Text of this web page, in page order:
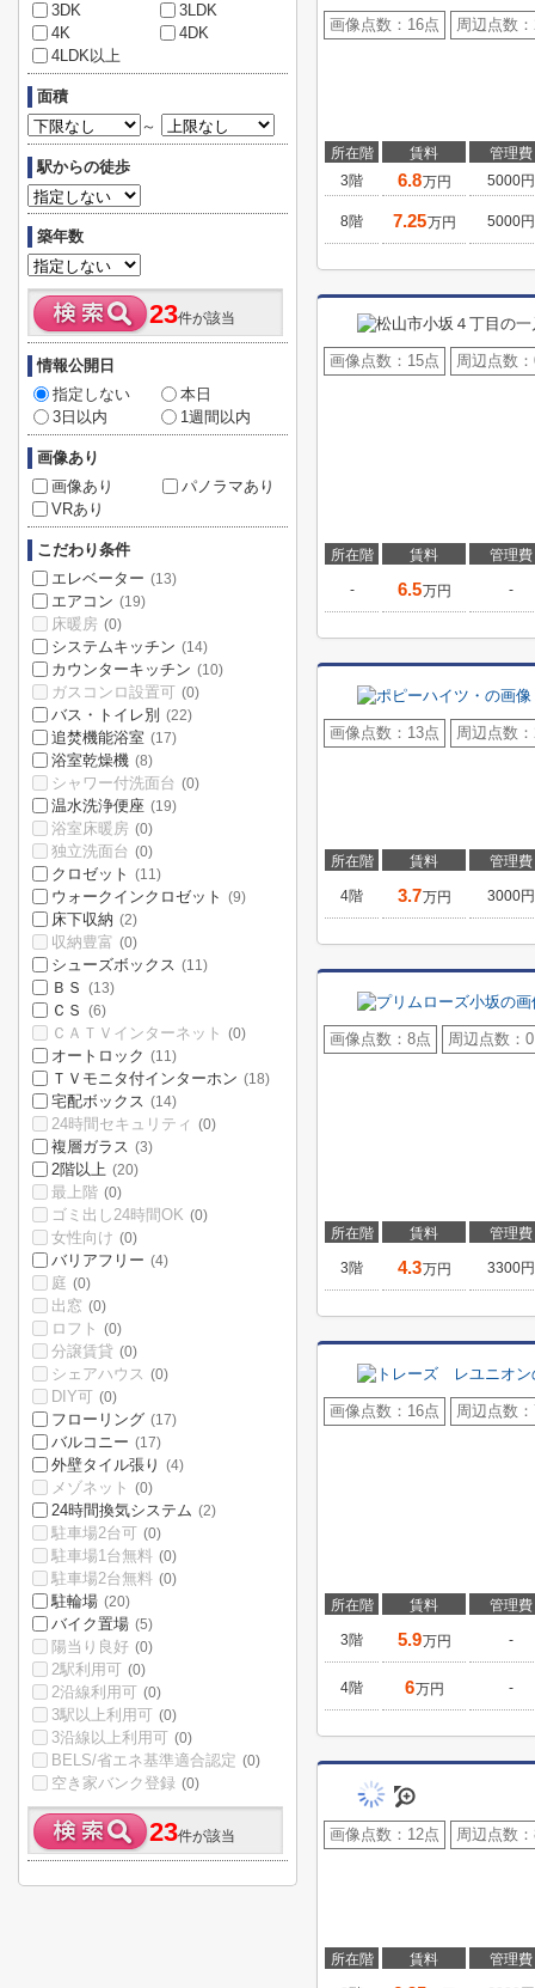
画像点数： 16点 周辺点数：
所在階 賃料
管理費
3階
6.8万円 5000円
8階 7.25万円 5000円
画像点数： 15点 周辺点数：
所在階 賃料 管理費
- 6.5万円 -
画像点数： 13点 周辺点数：
所在階 賃料 管理費
4階 3.7万円 3000円
画像点数： 8点 周辺点数：
所在階 賃料 管理費
3階 4.3万円 3300円
画像点数： 16点 周辺点数：
所在階 賃料 管理費
3階 5.9万円 -
4階 6万円 -
画像点数： 12点 周辺点数：
所在階 賃料 管理費
3DK
3LDK
4K
4DK
4LDK以上
面積
～
駅からの徒歩
築年数
23件が該当
情報公開日
指定しない
本日
3日以内
1週間以内
画像あり
画像あり
パノラマあり
VRあり
こだわり条件
エレベーター (13)
エアコン (19)
床暖房 (0)
システムキッチン (14)
カウンターキッチン (10)
ガスコンロ設置可 (0)
バス・トイレ別 (22)
追焚機能浴室 (17)
浴室乾燥機 (8)
シャワー付洗面台 (0)
温水洗浄便座 (19)
浴室床暖房 (0)
独立洗面台 (0)
クロゼット (11)
ウォークインクロゼット (9)
床下収納 (2)
収納豊富 (0)
シューズボックス (11)
ＢＳ (13)
ＣＳ (6)
ＣＡＴＶインターネット (0)
オートロック (11)
ＴＶモニタ付インターホン (18)
宅配ボックス (14)
24時間セキュリティ (0)
複層ガラス (3)
2階以上 (20)
最上階 (0)
ゴミ出し24時間OK (0)
女性向け (0)
バリアフリー (4)
庭 (0)
出窓 (0)
ロフト (0)
分譲賃貸 (0)
シェアハウス (0)
DIY可 (0)
フローリング (17)
バルコニー (17)
外壁タイル張り (4)
メゾネット (0)
24時間換気システム (2)
駐車場2台可 (0)
駐車場1台無料 (0)
駐車場2台無料 (0)
駐輪場 (20)
バイク置場 (5)
陽当り良好 (0)
2駅利用可 (0)
2沿線利用可 (0)
3駅以上利用可 (0)
3沿線以上利用可 (0)
BELS/省エネ基準適合認定 (0)
空き家バンク登録 (0)
23件が該当